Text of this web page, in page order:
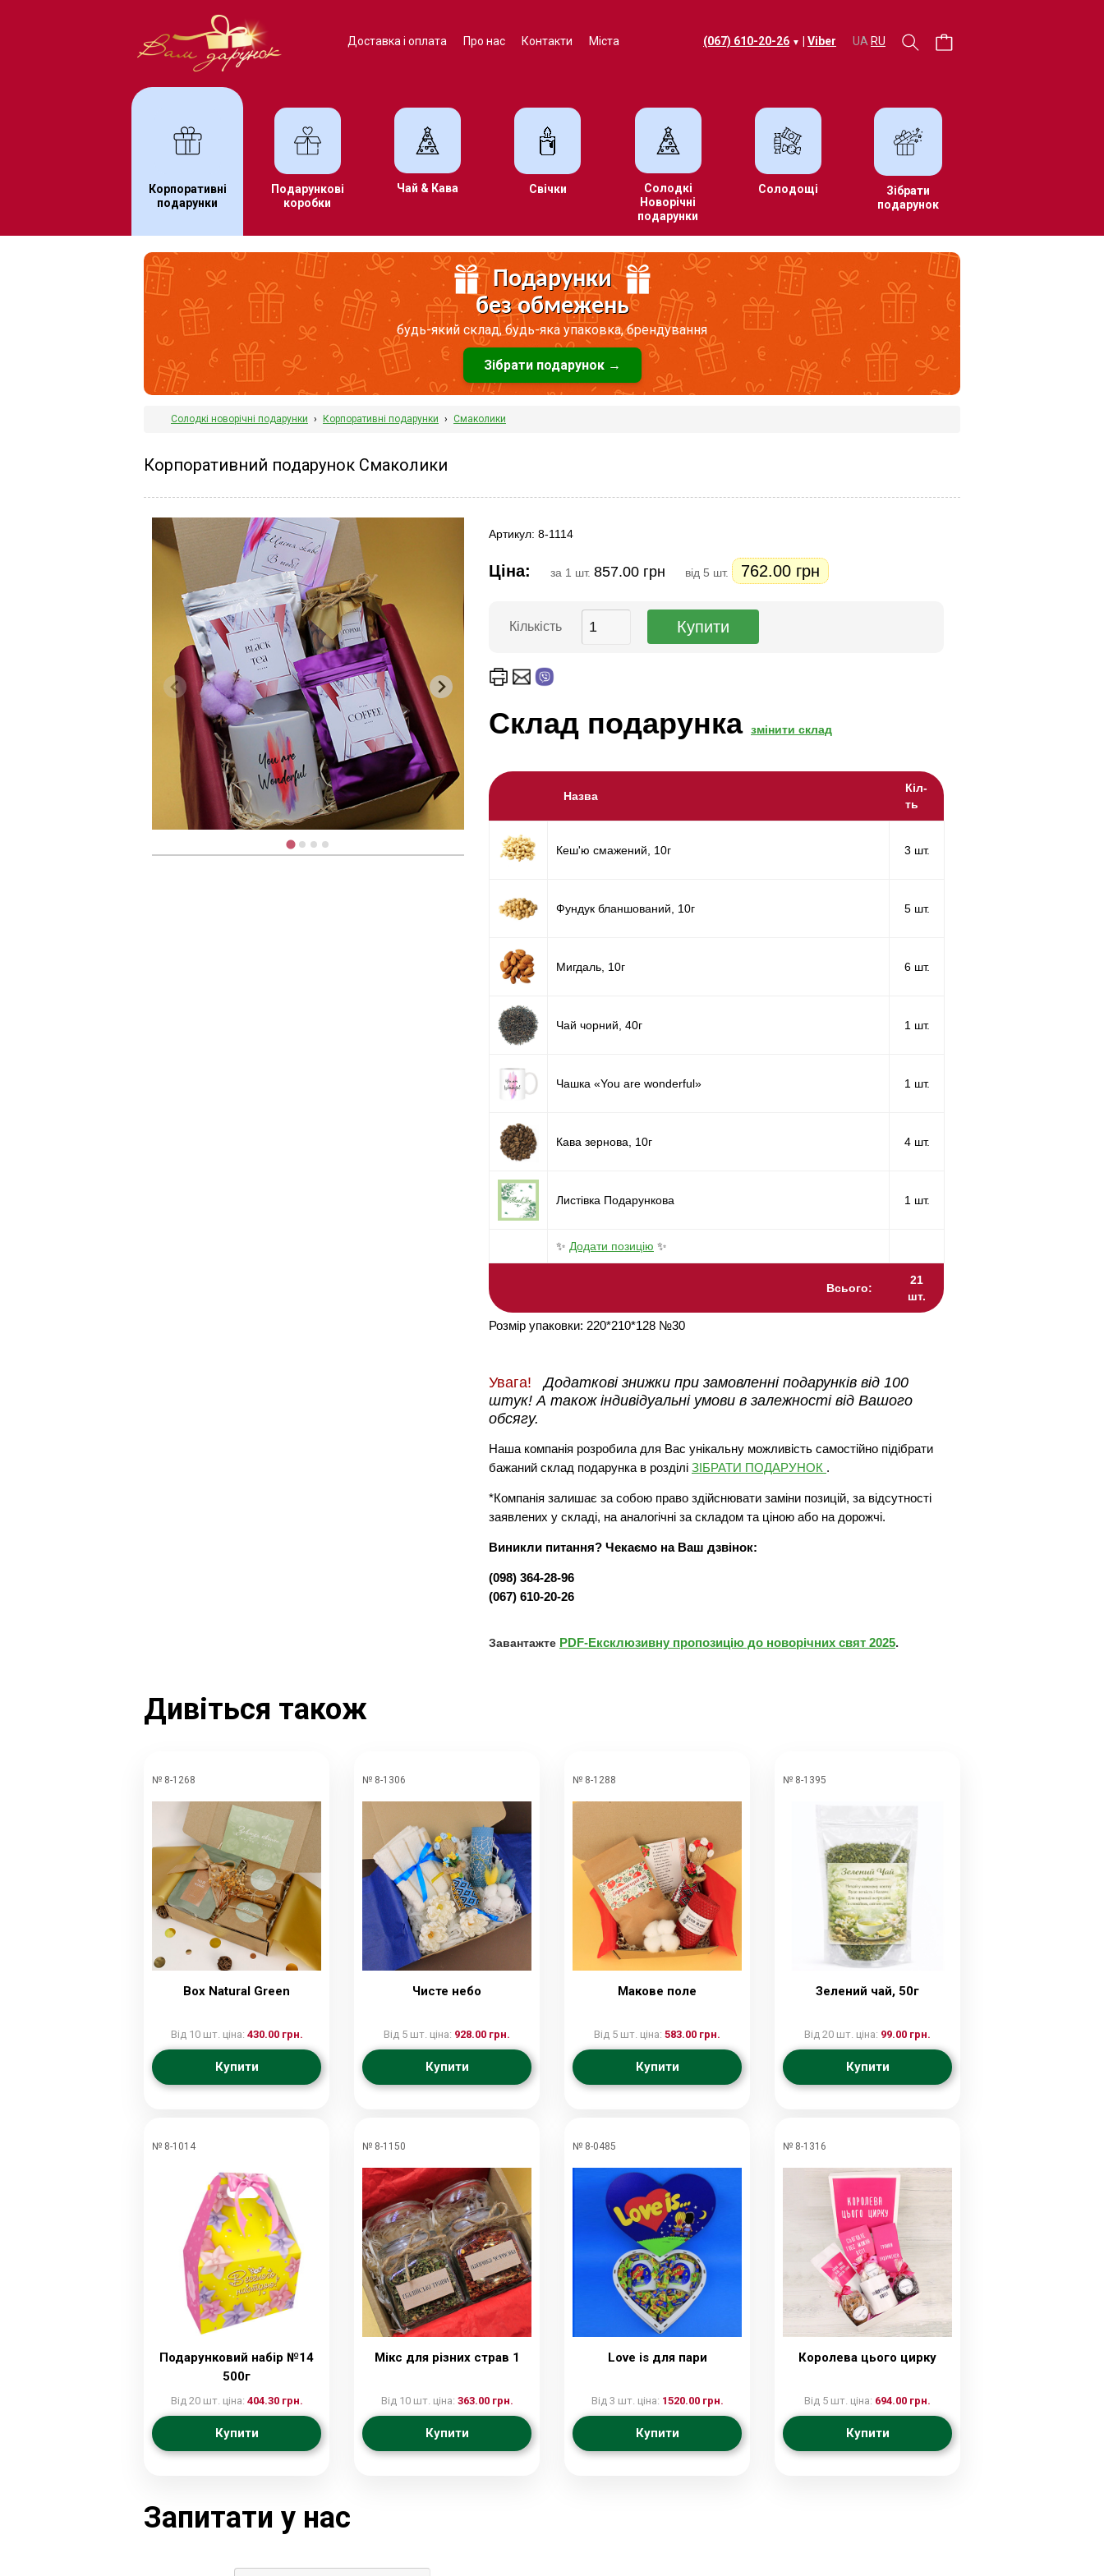
Доставка і оплата Про нас Контакти Міста (067) 610-20-26 ▼ Viber UA RU
Корпоративні
подарунки
Подарункові
коробки
Чай & Кава Свічки
Солодкі
Новорічні
подарунки
Солодощі
Зібрати
подарунок
Подарунки
без обмежень
будь-який склад, будь-яка упаковка, брендування
Зібрати подарунок →
Солодкі новорічні подарунки › Корпоративні подарунки › Смаколики
Корпоративний подарунок Смаколики
Артикул: 8-1114
Ціна: за 1 шт. 857.00 грн від 5 шт. 762.00 грн
Кількість
Склад подарунка змінити склад
Назва
Кіл-
ть
Кеш'ю смажений, 10г 3 шт.
Фундук бланшований, 10г 5 шт.
Мигдаль, 10г 6 шт.
Чай чорний, 40г 1 шт.
Чашка «You are wonderful» 1 шт.
Кава зернова, 10г 4 шт.
Листівка Подарункова 1 шт.
✨ Додати позицію ✨
Всього:
21
шт.
Розмір упаковки: 220*210*128 №30
Увага!
Додаткові знижки при замовленні подарунків від 100
штук! А також індивідуальні умови в залежності від Вашого
обсягу.
Наша компанія розробила для Вас унікальну можливість самостійно підібрати
бажаний склад подарунка в розділі ЗІБРАТИ ПОДАРУНОК .
*Компанія залишає за собою право здійснювати заміни позицій, за відсутності
заявлених у складі, на аналогічні за складом та ціною або на дорожчі.
Виникли питання? Чекаємо на Ваш дзвінок:
(098) 364-28-96
(067) 610-20-26
Завантажте PDF-Ексклюзивну пропозицію до новорічних свят 2025.
Дивіться також
№ 8-1268
Box Natural Green
Від 10 шт. ціна: 430.00 грн.
Купити
№ 8-1306
Чисте небо
Від 5 шт. ціна: 928.00 грн.
Купити
№ 8-1288
Макове поле
Від 5 шт. ціна: 583.00 грн.
Купити
№ 8-1395
Зелений чай, 50г
Від 20 шт. ціна: 99.00 грн.
Купити
№ 8-1014
Подарунковий набір №14
500г
Від 20 шт. ціна: 404.30 грн.
Купити
№ 8-1150
Мікс для різних страв 1
Від 10 шт. ціна: 363.00 грн.
Купити
№ 8-0485
Love is для пари
Від 3 шт. ціна: 1520.00 грн.
Купити
№ 8-1316
Королева цього цирку
Від 5 шт. ціна: 694.00 грн.
Купити
Запитати у нас